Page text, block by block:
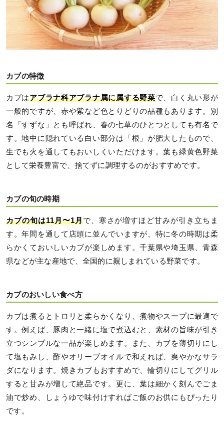
カブの特徴
カブはアブラナ科アブラナ属に属する野菜で、白く丸い形が
一般的ですが、赤や紫など色とりどりの品種もあります。別
名「すずな」とも呼ばれ、春の七草のひとつとしても有名で
す。地中に隠れている白い部分は「根」が肥大したもので、
生でも火を通してもおいしくいただけます。葉も緑黄色野菜
として栄養豊富で、捨てずに調理するのがおすすめです。
カブの旬の時期
カブの旬は11月〜1月で、寒さが増すほど甘みが引き立ちま
す。年間を通して店頭に並んでいますが、特に冬の時期は柔
らかくておいしいカブが楽しめます。千葉県や埼玉県、青森
県などが主な産地で、全国的に親しまれている野菜です。
カブのおいしい食べ方
カブは煮るとトロリと柔らかくなり、煮物やスープに最適で
す。例えば、豚肉と一緒に塩で煮込むと、素材の旨味が引き
立つシンプルな一品が楽しめます。また、カブを薄切りにし
て塩もみし、酢やオリーブオイルで和えれば、爽やかなサラ
ダになります。焼きカブもおすすめで、輪切りにしてグリル
すると甘みが増して絶品です。更に、葉は細かく刻んでごま
油で炒め、しょうゆで味付けすればご飯のお供にもぴったり
です。